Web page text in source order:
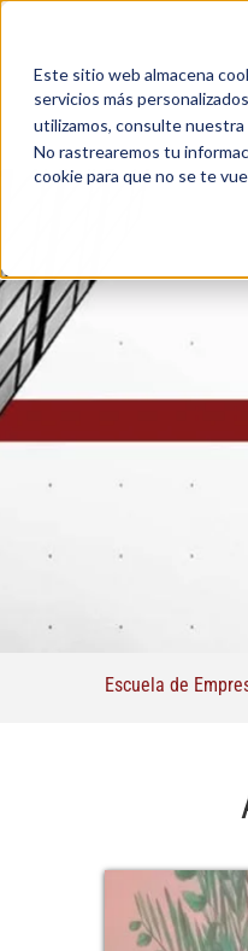
Este sitio web almacena
servicios más
utilizamos, consulte nuestra
No rastrearemos tu
cookie para que no se te
Escuela de